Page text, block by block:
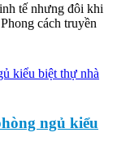
tế nhưng đôi khi
cách truyền
ngủ kiểu